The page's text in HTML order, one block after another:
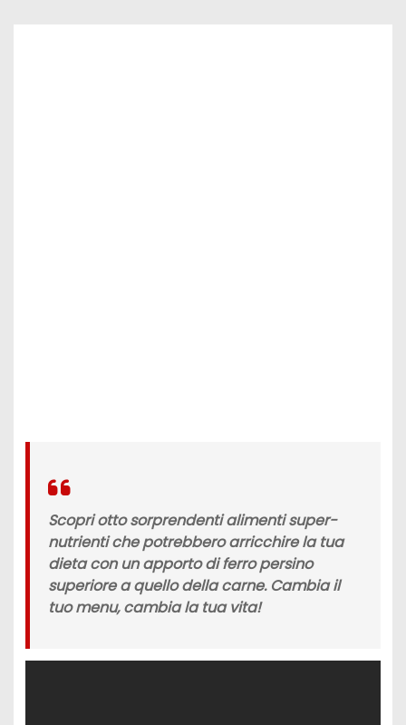
Scopri otto sorprendenti alimenti super-
nutrienti che potrebbero arricchire la tua
dieta con un apporto di ferro persino
superiore a quello della carne. Cambia il
tuo menu, cambia la tua vita!